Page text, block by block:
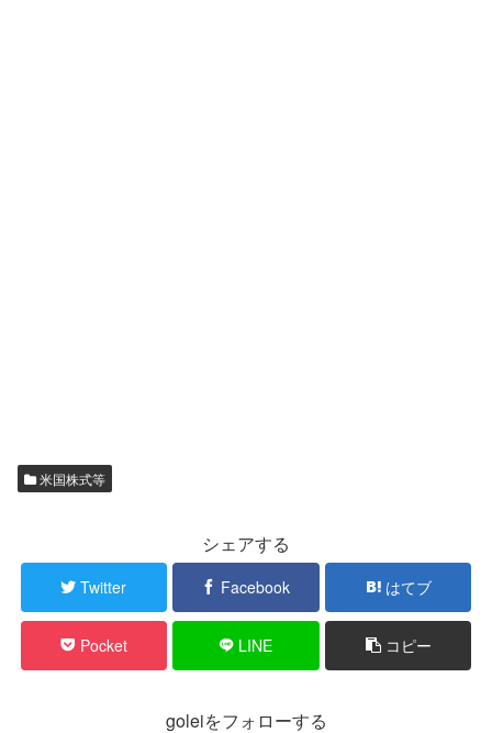
米国株式等
シェアする
Twitter Facebook はてブ
Pocket LINE コピー
goleiをフォローする